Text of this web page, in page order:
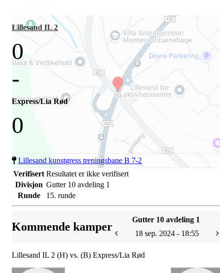
Lillesand IL 2
0
-
Express/Lia Rød
0
Lillesand kunstgress treningsbane B 7-2
Verifisert Resultatet er ikke verifisert
Divisjon Gutter 10 avdeling 1
Runde
15. runde
Kommende kamper
Gutter 10 avdeling 1
18 sep. 2024 - 18:55
Lillesand IL 2 (H) vs. (B) Express/Lia Rød